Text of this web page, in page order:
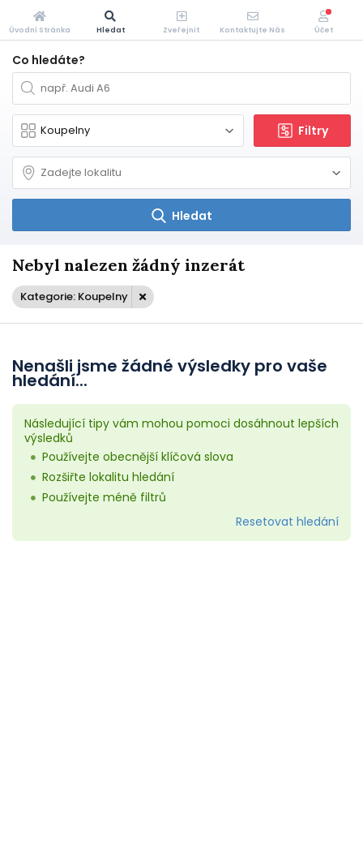
Co hledáte?
Filtry
Hledat
Nebyl nalezen žádný inzerát
Kategorie: Koupelny
Nenašli jsme žádné výsledky pro vaše
hledání...
Následující tipy vám mohou pomoci dosáhnout lepších
výsledků
Používejte obecnější klíčová slova
Rozšiřte lokalitu hledání
Používejte méně filtrů
Resetovat hledání
Úvodní Stránka Hledat Zveřejnit Kontaktujte Nás Účet